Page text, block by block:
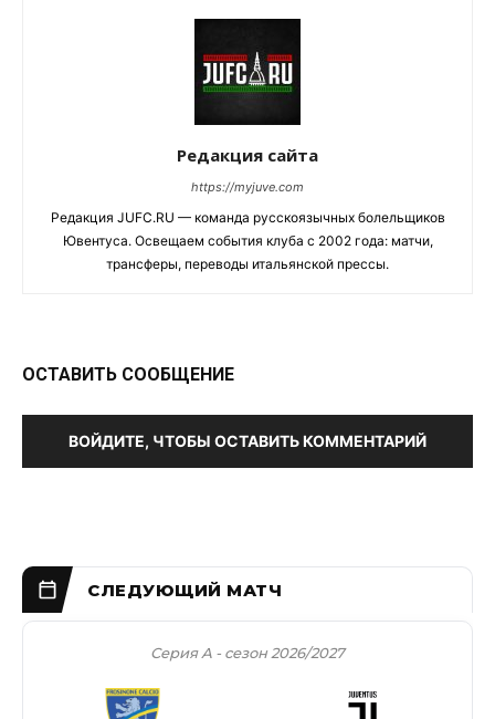
Редакция сайта
https://myjuve.com
Редакция JUFC.RU — команда русскоязычных болельщиков
Ювентуса. Освещаем события клуба с 2002 года: матчи,
трансферы, переводы итальянской прессы.
ОСТАВИТЬ СООБЩЕНИЕ
ВОЙДИТЕ, ЧТОБЫ ОСТАВИТЬ КОММЕНТАРИЙ
Серия А - сезон 2026/2027